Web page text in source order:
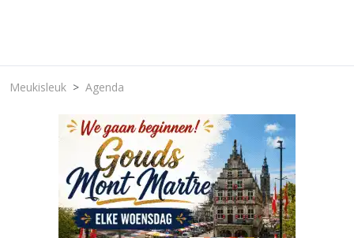
Meukisleuk Agenda